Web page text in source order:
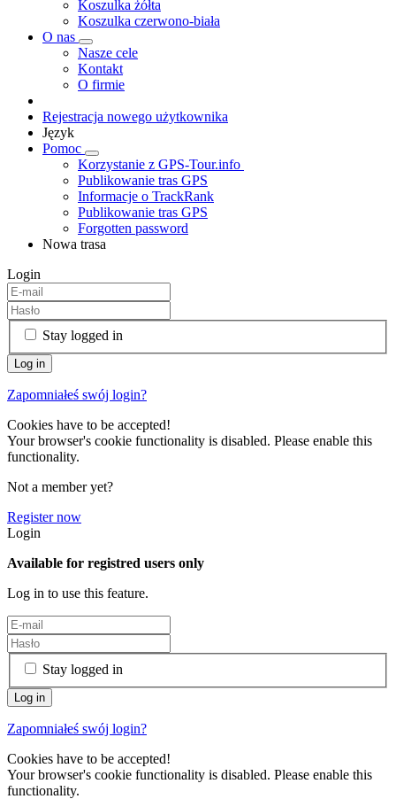
Koszulka żółta
Koszulka czerwono-biała
O nas
Nasze cele
Kontakt
O firmie
Rejestracja nowego użytkownika
Język
Pomoc
Korzystanie z GPS-Tour.info
Publikowanie tras GPS
Informacje o TrackRank
Publikowanie tras GPS
Forgotten password
Nowa trasa
Login
Stay logged in
Zapomniałeś swój login?
Cookies have to be accepted!
Your browser's cookie functionality is disabled. Please enable this
functionality.
Not a member yet?
Register now
Login
Available for registred users only
Log in to use this feature.
Stay logged in
Zapomniałeś swój login?
Cookies have to be accepted!
Your browser's cookie functionality is disabled. Please enable this
functionality.